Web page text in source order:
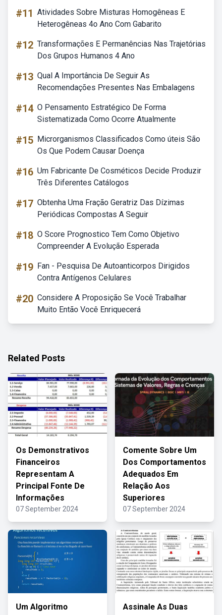
#11 Atividades Sobre Misturas Homogêneas E
Heterogêneas 4o Ano Com Gabarito
#12 Transformações E Permanências Nas Trajetórias
Dos Grupos Humanos 4 Ano
#13 Qual A Importância De Seguir As
Recomendações Presentes Nas Embalagens
#14 O Pensamento Estratégico De Forma
Sistematizada Como Ocorre Atualmente
#15 Microrganismos Classificados Como úteis São
Os Que Podem Causar Doença
#16 Um Fabricante De Cosméticos Decide Produzir
Três Diferentes Catálogos
#17 Obtenha Uma Fração Geratriz Das Dízimas
Periódicas Compostas A Seguir
#18 O Score Prognostico Tem Como Objetivo
Compreender A Evolução Esperada
#19 Fan - Pesquisa De Autoanticorpos Dirigidos
Contra Antígenos Celulares
#20 Considere A Proposição Se Você Trabalhar
Muito Então Você Enriquecerá
Related Posts
Os Demonstrativos
Financeiros
Representam A
Principal Fonte De
Informações
07 September 2024
Comente Sobre Um
Dos Comportamentos
Adequados Em
Relação Aos
Superiores
07 September 2024
Um Algoritmo
Assinale As Duas